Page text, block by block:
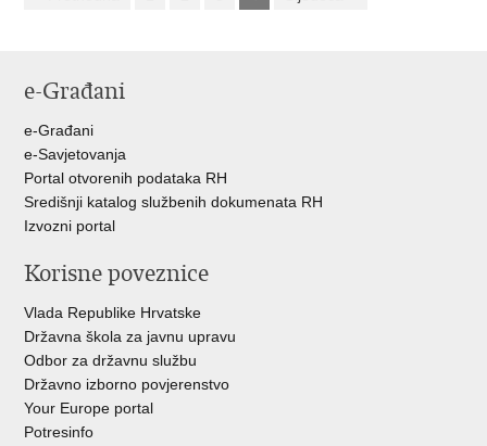
e-Građani
e-Građani
e-Savjetovanja
Portal otvorenih podataka RH
Središnji katalog službenih dokumenata RH
Izvozni portal
Korisne poveznice
Vlada Republike Hrvatske
Državna škola za javnu upravu
Odbor za državnu službu
Državno izborno povjerenstvo
Your Europe portal
Potresinfo